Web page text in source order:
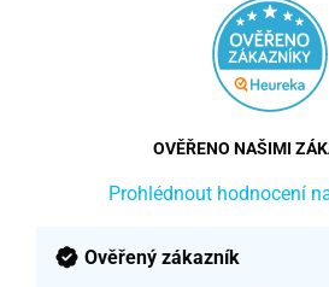
OVĚŘENO NAŠIMI
Prohlédnout hodnocení
Ověřený zákazník